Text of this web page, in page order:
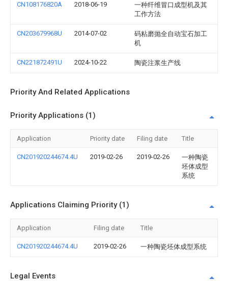
CN108176820A 2018-06-19
一种纤维冒口成型机及其
工作方法
CN203679968U 2014-07-02
码粘磨抛全自动宝石加工
机
CN221872491U 2024-10-22 陶瓷注浆生产线
Priority And Related Applications
Priority Applications (1)
Application Priority date Filing date Title
CN201920244674.4U 2019-02-26 2019-02-26
一种陶瓷
坯体成型
系统
Applications Claiming Priority (1)
Application Filing date Title
CN201920244674.4U 2019-02-26 一种陶瓷坯体成型系统
Legal Events